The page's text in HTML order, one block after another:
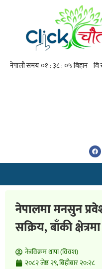
नेपालमा मनसुन
सक्रिय, बाँकी
नेत्रविक्रम थापा (विवश)
२०८२ जेष्ठ २९, बिहीबार २०:२८